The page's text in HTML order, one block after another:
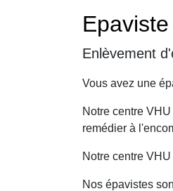
Enlèvement
Vous avez une
Notre centre
remédier à
Notre centre
Nos épavistes